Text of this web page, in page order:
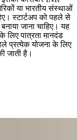
या भारतीय संस्थाओं
स्टार्टअप को पहले से
जाना चाहिए। यह
लिए पात्रता मानदंड
प्रत्येक योजना के लिए
जाती है।